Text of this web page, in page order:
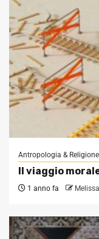
Antropologia & Religione
Il viaggio
1 anno fa